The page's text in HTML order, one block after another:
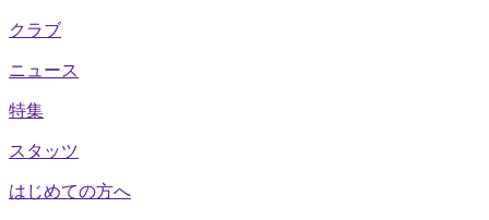
クラブ
ニュース
特集
スタッツ
はじめての方へ